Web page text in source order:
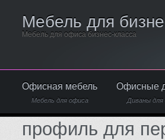
Мебель для
Мебель для офиса бизнес-класса
Офисная мебель
Мебель для офиса
Офисные
Диваны для
профиль для